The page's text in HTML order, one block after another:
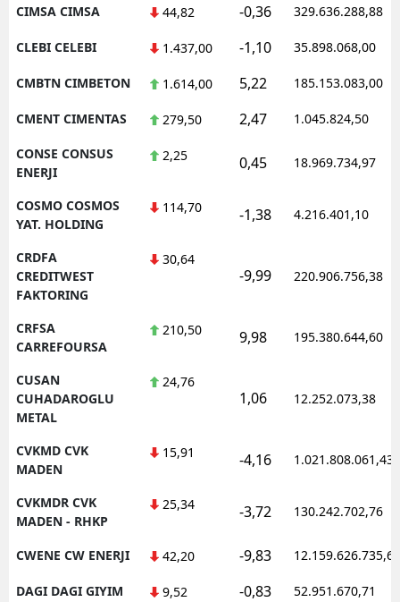
CIMSA CIMSA 44,82 -0,36 329.636.288,88
CLEBI CELEBI 1.437,00 -1,10 35.898.068,00
CMBTN CIMBETON 1.614,00 5,22 185.153.083,00
CMENT CIMENTAS 279,50 2,47 1.045.824,50
CONSE CONSUS
ENERJI
2,25 0,45 18.969.734,97
COSMO COSMOS
YAT. HOLDING
114,70 -1,38 4.216.401,10
CRDFA
CREDITWEST
FAKTORING
30,64
-9,99 220.906.756,38
CRFSA
CARREFOURSA
210,50 9,98 195.380.644,60
CUSAN
CUHADAROGLU
METAL
24,76
1,06 12.252.073,38
CVKMD CVK
MADEN
15,91 -4,16 1.021.808.061,43
CVKMDR CVK
MADEN - RHKP
25,34 -3,72 130.242.702,76
CWENE CW ENERJI 42,20 -9,83 12.159.626.735,62
DAGI DAGI GIYIM 9,52 -0,83 52.951.670,71